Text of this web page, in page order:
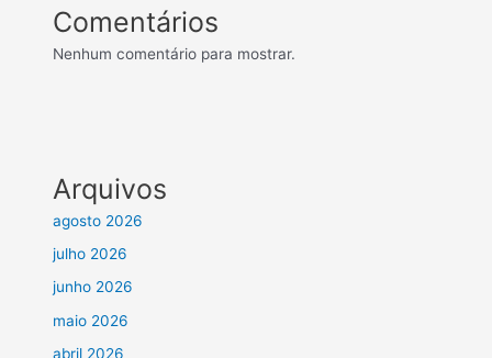
Comentários
Nenhum comentário para mostrar.
Arquivos
agosto 2026
julho 2026
junho 2026
maio 2026
abril 2026